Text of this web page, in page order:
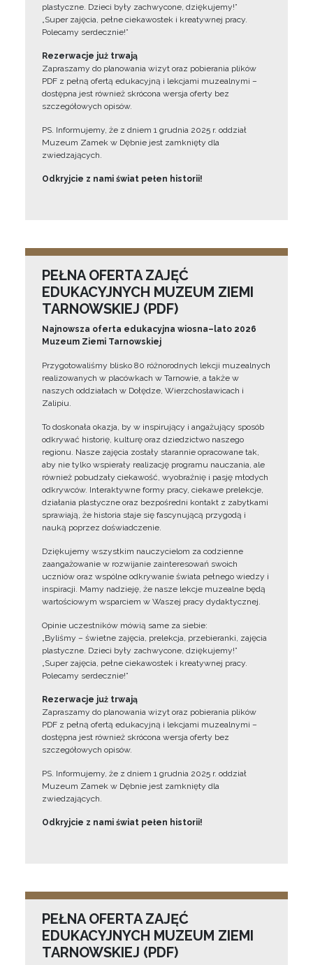
plastyczne. Dzieci były zachwycone, dziękujemy!”
„Super zajęcia, pełne ciekawostek i kreatywnej pracy.
Polecamy serdecznie!”
Rezerwacje już trwają
Zapraszamy do planowania wizyt oraz pobierania plików
PDF z pełną ofertą edukacyjną i lekcjami muzealnymi –
dostępna jest również skrócona wersja oferty bez
szczegółowych opisów.
PS. Informujemy, że z dniem 1 grudnia 2025 r. oddział
Muzeum Zamek w Dębnie jest zamknięty dla
zwiedzających.
Odkryjcie z nami świat pełen historii!
PEŁNA OFERTA ZAJĘĆ
EDUKACYJNYCH MUZEUM ZIEMI
TARNOWSKIEJ (PDF)
Najnowsza oferta edukacyjna wiosna–lato 2026
Muzeum Ziemi Tarnowskiej
Przygotowaliśmy blisko 80 różnorodnych lekcji muzealnych
realizowanych w placówkach w Tarnowie, a także w
naszych oddziałach w Dołędze, Wierzchosławicach i
Zalipiu.
To doskonała okazja, by w inspirujący i angażujący sposób
odkrywać historię, kulturę oraz dziedzictwo naszego
regionu. Nasze zajęcia zostały starannie opracowane tak,
aby nie tylko wspierały realizację programu nauczania, ale
również pobudzały ciekawość, wyobraźnię i pasję młodych
odkrywców. Interaktywne formy pracy, ciekawe prelekcje,
działania plastyczne oraz bezpośredni kontakt z zabytkami
sprawiają, że historia staje się fascynującą przygodą i
nauką poprzez doświadczenie.
Dziękujemy wszystkim nauczycielom za codzienne
zaangażowanie w rozwijanie zainteresowań swoich
uczniów oraz wspólne odkrywanie świata pełnego wiedzy i
inspiracji. Mamy nadzieję, że nasze lekcje muzealne będą
wartościowym wsparciem w Waszej pracy dydaktycznej.
Opinie uczestników mówią same za siebie:
„Byliśmy – świetne zajęcia, prelekcja, przebieranki, zajęcia
plastyczne. Dzieci były zachwycone, dziękujemy!”
„Super zajęcia, pełne ciekawostek i kreatywnej pracy.
Polecamy serdecznie!”
Rezerwacje już trwają
Zapraszamy do planowania wizyt oraz pobierania plików
PDF z pełną ofertą edukacyjną i lekcjami muzealnymi –
dostępna jest również skrócona wersja oferty bez
szczegółowych opisów.
PS. Informujemy, że z dniem 1 grudnia 2025 r. oddział
Muzeum Zamek w Dębnie jest zamknięty dla
zwiedzających.
Odkryjcie z nami świat pełen historii!
PEŁNA OFERTA ZAJĘĆ
EDUKACYJNYCH MUZEUM ZIEMI
TARNOWSKIEJ (PDF)